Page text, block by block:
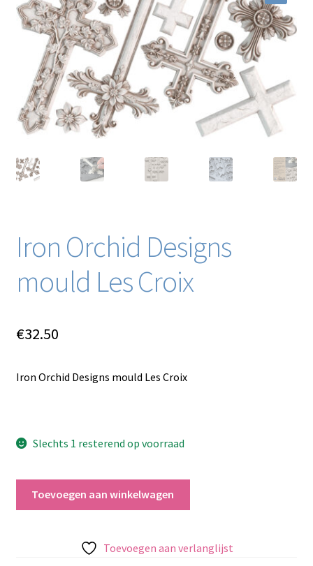
Shop
Blog / DIY / Tutorials
Over mij
Contact
Iron Orchid Designs
mould Les Croix
€32.50
Iron Orchid Designs mould Les Croix
Slechts 1 resterend op voorraad
Toevoegen aan winkelwagen
Toevoegen aan verlanglijst